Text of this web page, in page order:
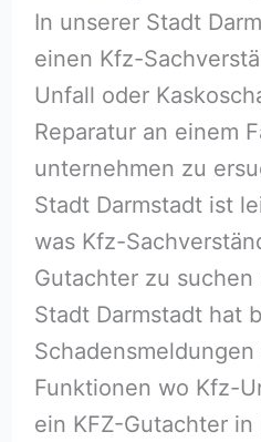
In unserer Stadt
einen Kfz-
Unfall oder
Reparatur an einem
unternehmen zu
Stadt Darmstadt ist
was Kfz-
Gutachter zu
Stadt Darmstadt hat
Funktionen wo Kfz-
ein KFZ-Gutachter in